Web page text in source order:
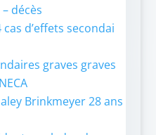
décès
cas d’effets secondai
graves graves
Brinkmeyer 28 ans